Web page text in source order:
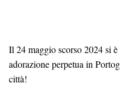
Il 24 maggio scorso 2024 si
adorazione perpetua in
città!